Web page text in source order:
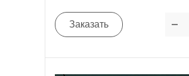
Заказать